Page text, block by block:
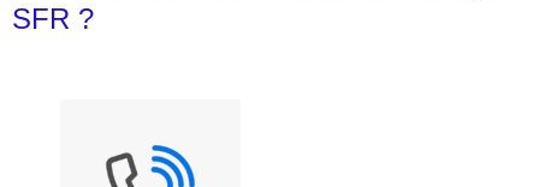
SFR ?